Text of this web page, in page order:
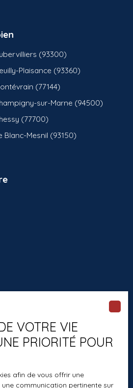
(93300)
Plaisance (93360)
(77144)
sur-Marne (94500)
(77700)
Mesnil (93150)
VOTRE VIE
PRIORITÉ POUR
afin de vous offrir une
communication pertinente sur